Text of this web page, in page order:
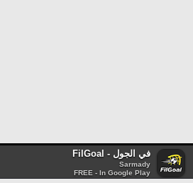
في الجول - FilGoal
Sarmady
FREE - In Google Play